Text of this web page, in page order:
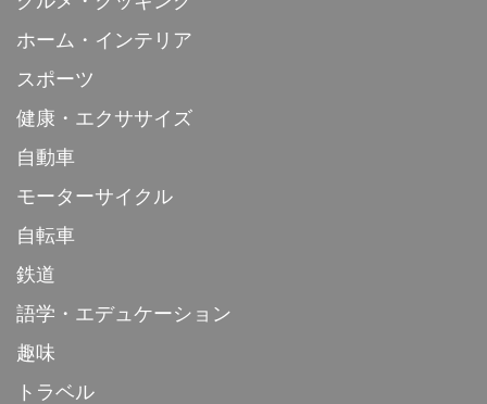
ホーム・インテリア
スポーツ
健康・エクササイズ
自動車
モーターサイクル
自転車
鉄道
語学・エデュケーション
趣味
トラベル